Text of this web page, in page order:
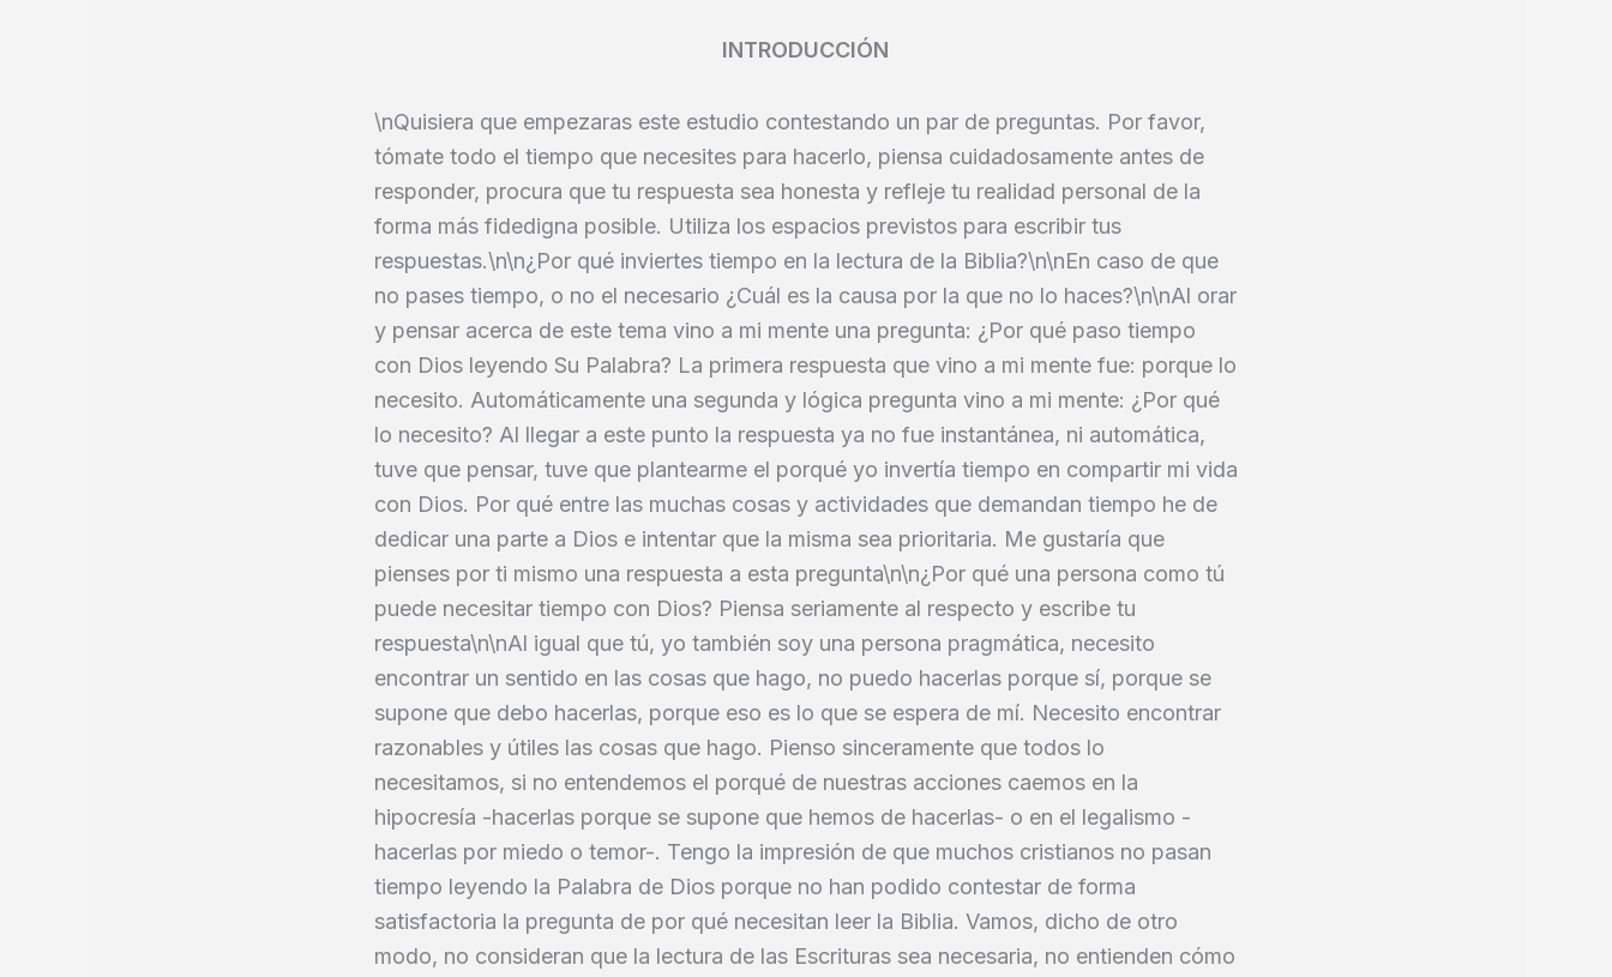
INTRODUCCIÓN
\nQuisiera que empezaras este estudio contestando un par de preguntas. Por favor,
tómate todo el tiempo que necesites para hacerlo, piensa cuidadosamente antes de
responder, procura que tu respuesta sea honesta y refleje tu realidad personal de la
forma más fidedigna posible. Utiliza los espacios previstos para escribir tus
respuestas.\n\n¿Por qué inviertes tiempo en la lectura de la Biblia?\n\nEn caso de que
no pases tiempo, o no el necesario ¿Cuál es la causa por la que no lo haces?\n\nAl orar
y pensar acerca de este tema vino a mi mente una pregunta: ¿Por qué paso tiempo
con Dios leyendo Su Palabra? La primera respuesta que vino a mi mente fue: porque lo
necesito. Automáticamente una segunda y lógica pregunta vino a mi mente: ¿Por qué
lo necesito? Al llegar a este punto la respuesta ya no fue instantánea, ni automática,
tuve que pensar, tuve que plantearme el porqué yo invertía tiempo en compartir mi vida
con Dios. Por qué entre las muchas cosas y actividades que demandan tiempo he de
dedicar una parte a Dios e intentar que la misma sea prioritaria. Me gustaría que
pienses por ti mismo una respuesta a esta pregunta\n\n¿Por qué una persona como tú
puede necesitar tiempo con Dios? Piensa seriamente al respecto y escribe tu
respuesta\n\nAl igual que tú, yo también soy una persona pragmática, necesito
encontrar un sentido en las cosas que hago, no puedo hacerlas porque sí, porque se
supone que debo hacerlas, porque eso es lo que se espera de mí. Necesito encontrar
razonables y útiles las cosas que hago. Pienso sinceramente que todos lo
necesitamos, si no entendemos el porqué de nuestras acciones caemos en la
hipocresía -hacerlas porque se supone que hemos de hacerlas- o en el legalismo -
hacerlas por miedo o temor-. Tengo la impresión de que muchos cristianos no pasan
tiempo leyendo la Palabra de Dios porque no han podido contestar de forma
satisfactoria la pregunta de por qué necesitan leer la Biblia. Vamos, dicho de otro
modo, no consideran que la lectura de las Escrituras sea necesaria, no entienden cómo